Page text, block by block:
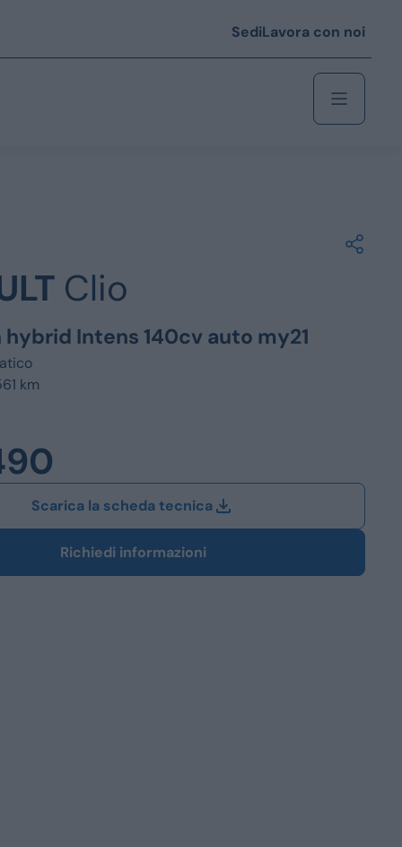
SediLavora con noi
€ 35.000
Monovolume
Clio
hybrid Intens 140cv auto my21
km
Scarica la scheda tecnica
Richiedi informazioni